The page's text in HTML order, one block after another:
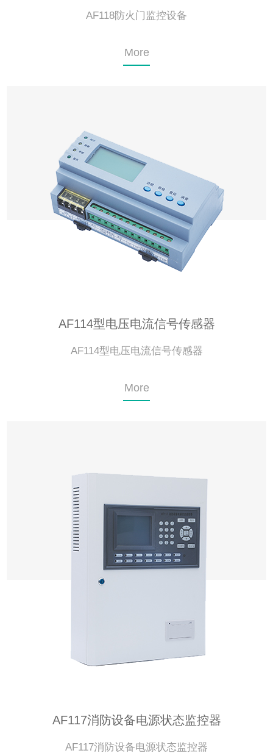
AF118防火门监控设备
More
AF114型电压电流信号传感器
AF114型电压电流信号传感器
More
AF117消防设备电源状态监控器
AF117消防设备电源状态监控器